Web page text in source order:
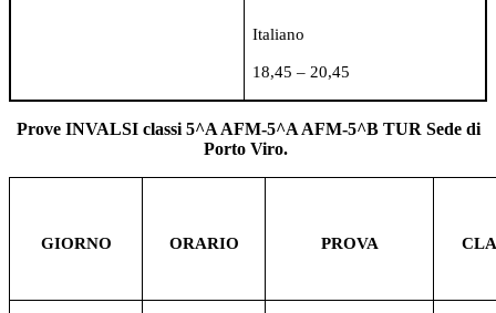
Italiano
18,45 – 20,45
Prove INVALSI classi 5^A AFM-5^A AFM-5^B TUR Sede di
Porto Viro.
GIORNO ORARIO PROVA